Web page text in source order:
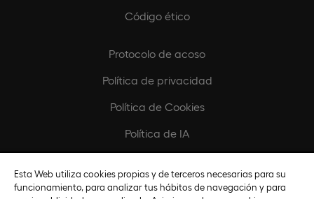
Código ético
Protocolo de acoso
Política de privacidad
Política de Cookies
Política de IA
Esta Web utiliza cookies propias y de terceros necesarias para su
funcionamiento, para analizar tus hábitos de navegación y para